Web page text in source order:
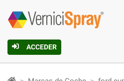
ACCEDER